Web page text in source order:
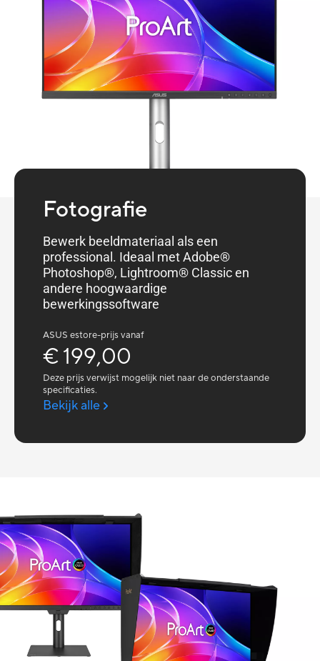
Fotografie
Bewerk beeldmateriaal als een
professional. Ideaal met Adobe®
Photoshop®, Lightroom® Classic en
andere hoogwaardige
bewerkingssoftware
ASUS estore-prijs vanaf
€ 199,00
Deze prijs verwijst mogelijk niet naar de onderstaande
specificaties.
Bekijk alle